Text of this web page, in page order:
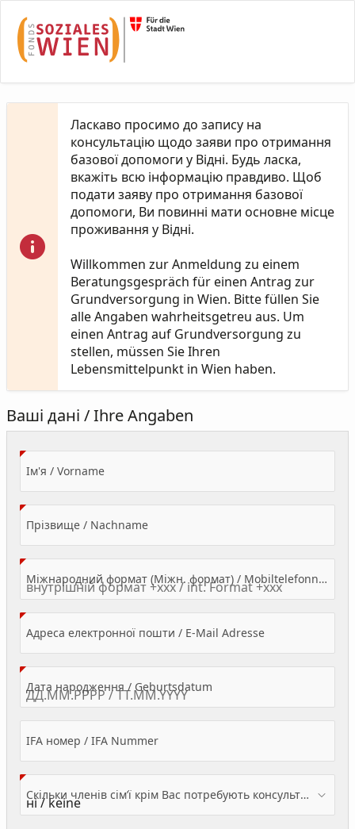
Ласкаво просимо до запису на
консультацію щодо заяви про отримання
базової допомоги у Відні. Будь ласка,
вкажіть всю інформацію правдиво. Щоб
подати заяву про отримання базової
допомоги, Ви повинні мати основне місце
проживання у Відні.
Willkommen zur Anmeldung zu einem
Beratungsgespräch für einen Antrag zur
Grundversorgung in Wien. Bitte füllen Sie
alle Angaben wahrheitsgetreu aus. Um
einen Antrag auf Grundversorgung zu
stellen, müssen Sie Ihren
Lebensmittelpunkt in Wien haben.
Ваші дані / Ihre Angaben
Ім'я / Vorname(Value Required)
Прізвище / Nachname(Value Required)
Міжнародний формат (Міжн. формат) / Mobiltelefonnummer
Адреса електронної пошти / E-Mail Adresse(Value Required)
Дата народження / Geburtsdatum
IFA номер / IFA Nummer
Скільки членів сім’ї крім Вас потребують консультації? / Wieviele Familienmitglieder brauchen Beratung - zusätzlich zu Ihnen?